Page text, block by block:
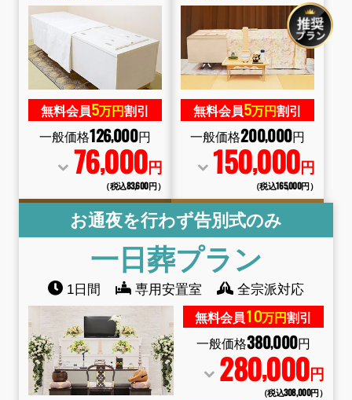
無料会員5万円割引
一般価格126,000円
76,000円
（税込83,600円）
無料会員5万円割引
一般価格200,000円
150,000円
（税込165,000円）
お通夜を行わず告別式のみ
一日葬プラン
1日間 専用安置室 全宗派対応
無料会員10万円割引
一般価格380,000円
280,000円
（税込308,000円）